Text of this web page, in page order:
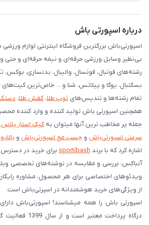
درباره اسپورتی باش
اسپورتی‌باش بزرگترین فروشگاه اینترنتی لوازم ورزشی
بی‌نظیر وسایل ورزشی حرفه‌ای و نیمه حرفه‌ای و حتی
رشته‌های فوتبال، فوتسال، والیبال، بدنسازی، بوکس،
بسکتبال، یوگا و پیلاتس، شنا و ... خاص‌ترین کیت‌های
تمام رشته‌ها و تندیس‌های توپ طلا، کفش طلا،
همچنین اسپورتی باش تولید کننده و وارد کننده
جمله پر مخاطب ترین آنها میتوان به کیک استار
سرعتی اسپورتی‌باش و چسب مچ اسپورتی‌باش و
اشاره کرد که با برند sportibash برای خرید در
آنباکس، بررسی‌ و مقایسه در نوشته‌های تخصصی
ویدئوهای اختصاصی برای هر محصول، مشاوره
از ویژگی‌های خرید هوشمندانه در اسپرتی‌باش است.
اسپورتی‌ باش را همه میشناسند! اسپورتی‌باش دارای
درگاه پرداخت